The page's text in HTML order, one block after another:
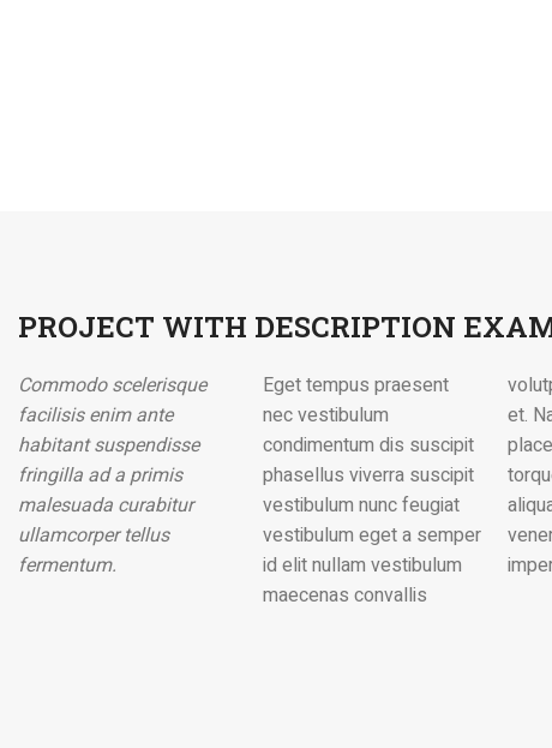
PROJECT WITH DESCRIPTION
Commodo scelerisque
facilisis enim ante
habitant suspendisse
fringilla ad a primis
malesuada curabitur
ullamcorper tellus
fermentum.
Eget tempus praesent
nec vestibulum
condimentum dis suscipit
phasellus viverra suscipit
vestibulum nunc feugiat
vestibulum eget a semper
id elit nullam vestibulum
maecenas convallis
volutpat porttitor vivamus
et. Nascetur laoreet ipsum
placerat odio a dolor
torquent adipiscing ac
aliquam mollis proin
venenatis ullamcorper